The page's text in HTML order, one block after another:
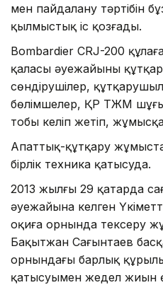
мен пайдалану тәртібін
қылмыстық іс қозғады.
Bombardier CRJ-200
қаласы әуежайының
сөндірушілер,
бөлімшелер, ҚР ТЖМ
тобы келіп жетіп, жұмысқа
Апаттық-құтқару
бірлік техника қатысуда.
2013 жылғы 29 қаңтарда
әуежайына келген
оқиға орнында тексеру
Бақытжан Сағынтаев
орнындағы барлық
қатысуымен жедел жиын